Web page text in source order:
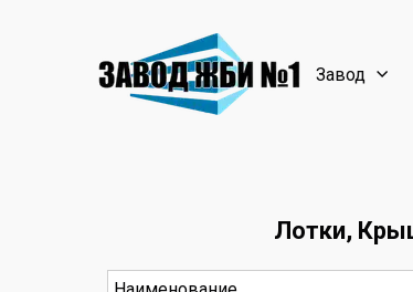
Завод
Лотки,